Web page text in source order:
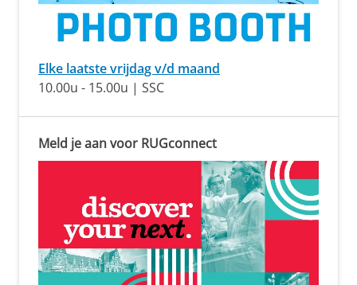
Elke laatste vrijdag v/d maand
10.00u - 15.00u | SSC
Meld je aan voor RUGconnect